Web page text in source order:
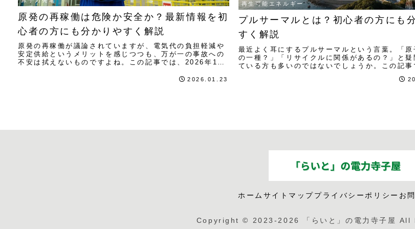
原発の再稼働は危険か安全か？最新情報を初
心者の方にも分かりやすく解説
原発の再稼働が議論されていますが、電気代の負担軽減や
安定供給というメリットを感じつつも、万が一の事故への
不安は拭えないものですよね。この記事では、2026年1月
2026.01.23
再生可能エネルギー
プルサーマルとは？初心者の方にも
すく解説
最近よく耳にするプルサーマルという言葉。「原
の一種？」「リサイクルに関係があるの？」と疑
ている方も多いのではないでしょうか。この記事
ホーム サイトマッププライバシーポリシー お
Copyright © 2023-2026 「らいと」の電力寺子屋